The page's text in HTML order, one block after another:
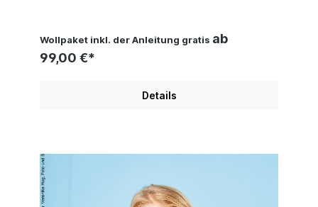
Wollpaket inkl. der Anleitung gratis ab
99,00 €*
Details